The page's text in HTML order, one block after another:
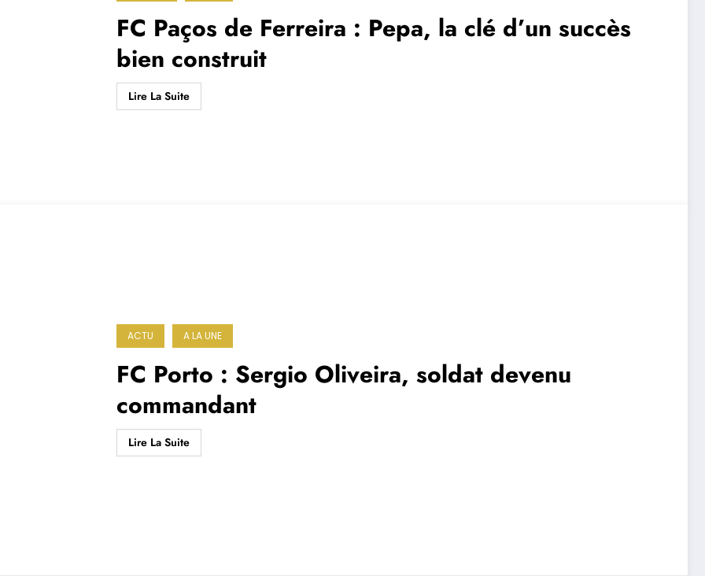
FC Paços de Ferreira : Pepa, la clé d’un succès
bien construit
Lire La Suite
ACTU A LA UNE
FC Porto : Sergio Oliveira, soldat devenu
commandant
Lire La Suite